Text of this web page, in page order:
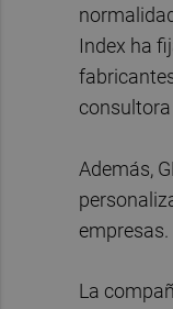
Index ha
Además,
La